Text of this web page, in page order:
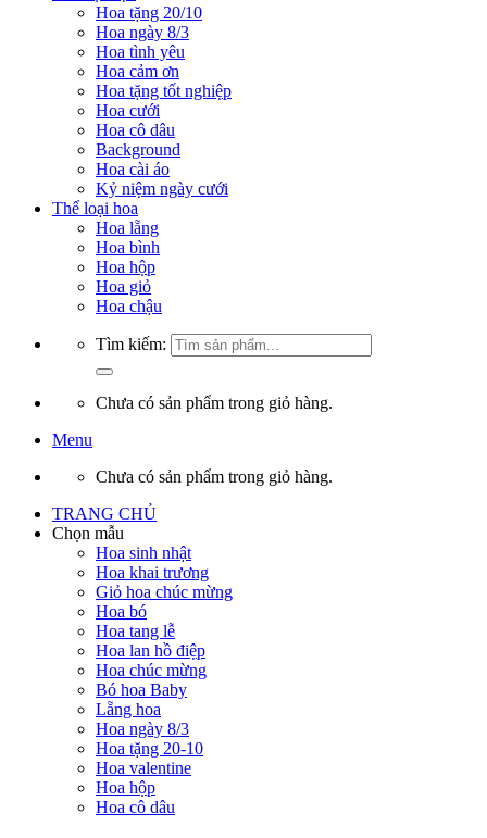
Hoa tặng 20/10
Hoa ngày 8/3
Hoa tình yêu
Hoa cảm ơn
Hoa tặng tốt nghiệp
Hoa cưới
Hoa cô dâu
Background
Hoa cài áo
Kỷ niệm ngày cưới
Thể loại hoa
Hoa lẵng
Hoa bình
Hoa hộp
Hoa giỏ
Hoa chậu
Tìm kiếm:
Chưa có sản phẩm trong giỏ hàng.
Menu
Chưa có sản phẩm trong giỏ hàng.
TRANG CHỦ
Chọn mẫu
Hoa sinh nhật
Hoa khai trương
Giỏ hoa chúc mừng
Hoa bó
Hoa tang lễ
Hoa lan hồ điệp
Hoa chúc mừng
Bó hoa Baby
Lẵng hoa
Hoa ngày 8/3
Hoa tặng 20-10
Hoa valentine
Hoa hộp
Hoa cô dâu